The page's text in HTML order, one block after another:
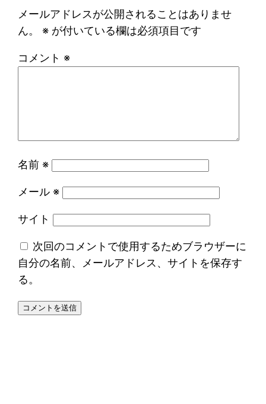
メールアドレスが公開されることはありませ
ん。
※ が付いている欄は必須項目です
コメント ※
名前 ※
メール ※
サイト
次回のコメントで使用するためブラウザーに
自分の名前、メールアドレス、サイトを保存す
る。